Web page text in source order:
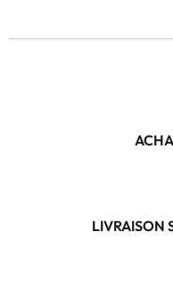
LIVRAISON